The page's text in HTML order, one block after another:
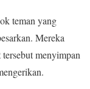
teman yang
Mereka
menyimpan